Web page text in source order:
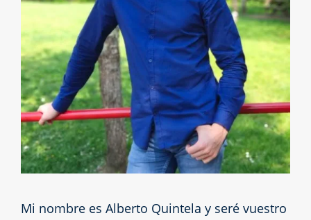
Mi nombre es Alberto Quintela y seré vuestro